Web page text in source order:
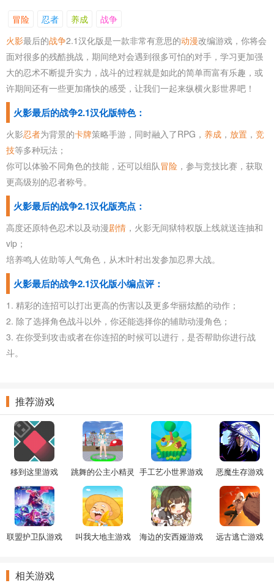
冒险 忍者 养成
战争
火影最后的战争2.1汉化版是一款非常有意思的动漫改编游戏，你将会
面对很多的残酷挑战，期间绝对会遇到很多可怕的对手，学习更加强
大的忍术不断提升实力，战斗的过程就是如此的简单而富有乐趣，或
许期间还有一些更加痛快的感受，让我们一起来纵横火影世界吧！
火影最后的战争2.1汉化版特色：
火影忍者为背景的卡牌策略手游，同时融入了RPG， 养成 ， 放置 ， 竞
技等多种玩法；
你可以体验不同角色的技能，还可以组队冒险 ，参与竞技比赛，获取
更高级别的忍者称号。
火影最后的战争2.1汉化版亮点：
高度还原特色忍术以及动漫剧情 ，火影无间狱特权版上线就送连抽和
vip；
培养鸣人佐助等人气角色，从木叶村出发参加忍界大战。
火影最后的战争2.1汉化版小编点评：
1. 精彩的连招可以打出更高的伤害以及更多华丽炫酷的动作；
2. 除了选择角色战斗以外，你还能选择你的辅助动漫角色；
3. 在你受到攻击或者在你连招的时候可以进行，是否帮助你进行战
斗。
推荐游戏
移到这里游戏
跳舞的公主小精灵
游戏
手工艺小世界游戏 恶魔生存游戏
联盟护卫队游戏 叫我大地主游戏 海边的安西娅游戏 远古逃亡游戏
相关游戏